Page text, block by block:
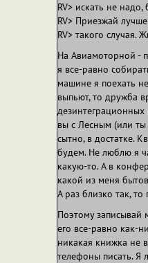
RV> искать не
RV> Приезжай
RV> такого
На Авиамоторной -
я все-равно
машине я поехать
выпьют, то дружба
вы с Лесным (или ты
сытно, в достатке.
будем. Не люблю я
какую-то. А в
какой из меня
А раз близко так,
Поэтому записывай
его все-равно как-
никакая книжка не
телефоны писать. Я